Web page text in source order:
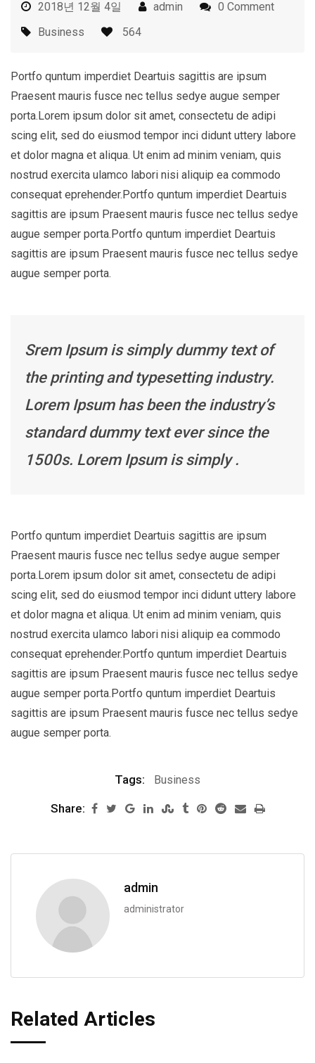
2018년 12월 4일 admin
0 Comment
Business
564
Portfo quntum imperdiet Deartuis sagittis are ipsum
Praesent mauris fusce nec tellus sedye augue semper
porta.Lorem ipsum dolor sit amet, consectetu de adipi
scing elit, sed do eiusmod tempor inci didunt uttery labore
et dolor magna et aliqua. Ut enim ad minim veniam, quis
nostrud exercita ulamco labori nisi aliquip ea commodo
consequat eprehender.Portfo quntum imperdiet Deartuis
sagittis are ipsum Praesent mauris fusce nec tellus sedye
augue semper porta.Portfo quntum imperdiet Deartuis
sagittis are ipsum Praesent mauris fusce nec tellus sedye
augue semper porta.
Srem Ipsum is simply dummy text of
the printing and typesetting industry.
Lorem Ipsum has been the industry’s
standard dummy text ever since the
1500s. Lorem Ipsum is simply .
Portfo quntum imperdiet Deartuis sagittis are ipsum
Praesent mauris fusce nec tellus sedye augue semper
porta.Lorem ipsum dolor sit amet, consectetu de adipi
scing elit, sed do eiusmod tempor inci didunt uttery labore
et dolor magna et aliqua. Ut enim ad minim veniam, quis
nostrud exercita ulamco labori nisi aliquip ea commodo
consequat eprehender.Portfo quntum imperdiet Deartuis
sagittis are ipsum Praesent mauris fusce nec tellus sedye
augue semper porta.Portfo quntum imperdiet Deartuis
sagittis are ipsum Praesent mauris fusce nec tellus sedye
augue semper porta.
Tags: Business
Share:
admin
administrator
Related Articles